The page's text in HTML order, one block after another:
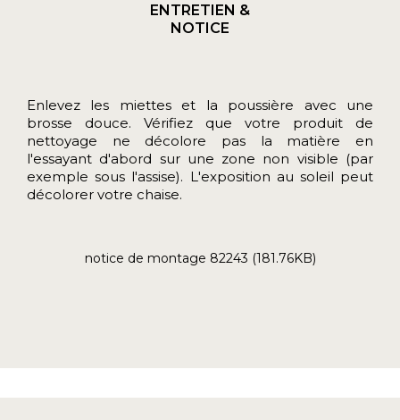
ENTRETIEN &
NOTICE
Enlevez les miettes et la poussière avec une
brosse douce. Vérifiez que votre produit de
nettoyage ne décolore pas la matière en
l'essayant d'abord sur une zone non visible (par
exemple sous l'assise). L'exposition au soleil peut
décolorer votre chaise.
notice de montage 82243 (181.76KB)